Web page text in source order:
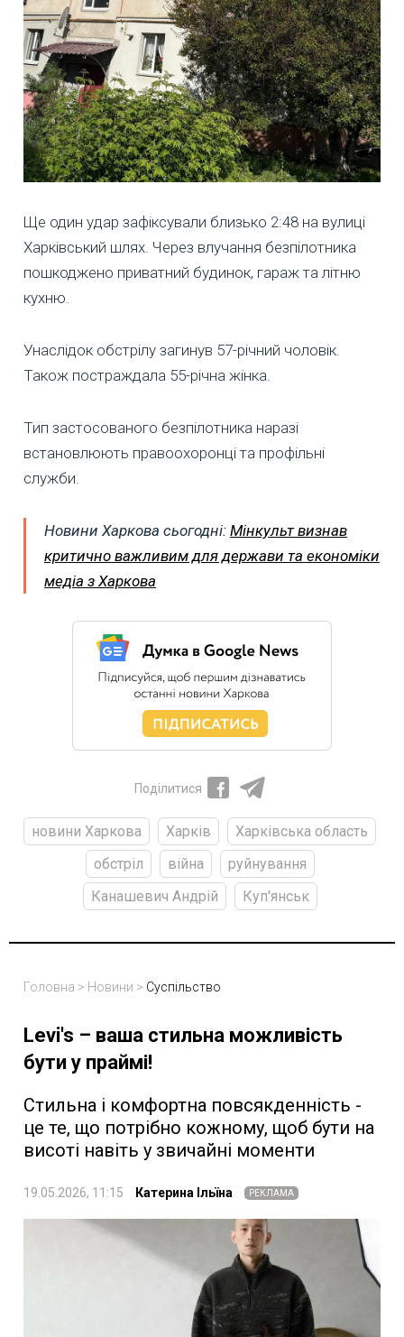
Ще один удар зафіксували близько 2:48 на вулиці
Харківський шлях. Через влучання безпілотника
пошкоджено приватний будинок, гараж та літню
кухню.
Унаслідок обстрілу загинув 57-річний чоловік.
Також постраждала 55-річна жінка.
Тип застосованого безпілотника наразі
встановлюють правоохоронці та профільні
служби.
Новини Харкова сьогодні: Мінкульт визнав
критично важливим для держави та економіки
медіа з Харкова
Поділитися
новини Харкова Харків
Харківська область
обстріл
війна
руйнування
Канашевич Андрій
Куп'янськ
Головна > Новини > Суспільство
Levi's – ваша стильна можливість
бути у праймі!
Стильна і комфортна повсякденність -
це те, що потрібно кожному, щоб бути на
висоті навіть у звичайні моменти
19.05.2026, 11:15 Катерина Ільїна РЕКЛАМА